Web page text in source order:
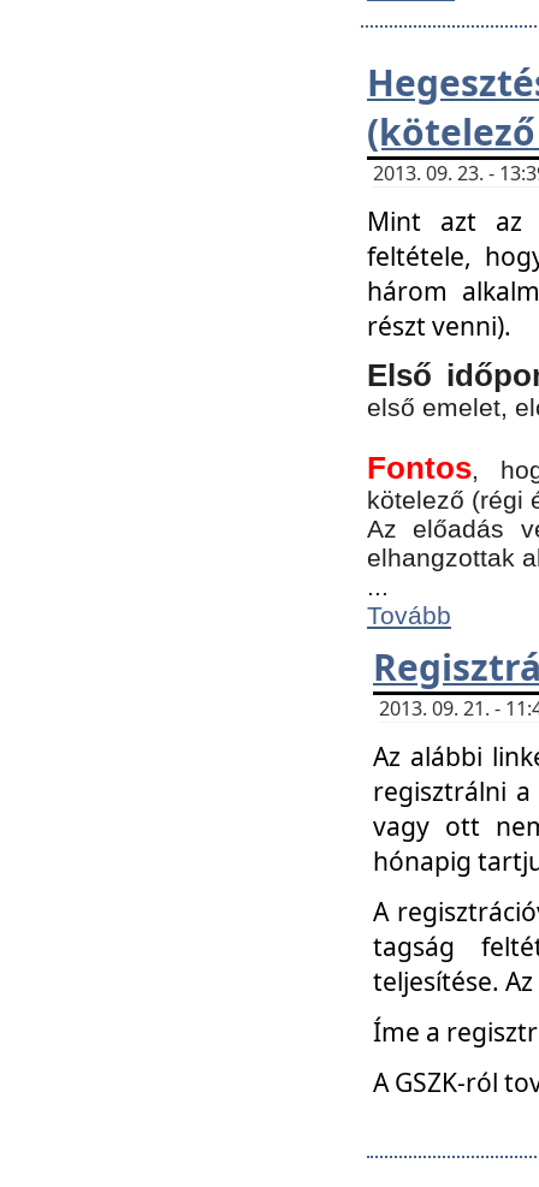
2013. 09. 23. -
Mint azt az
feltétele,
három
részt venni).
Első
első emelet,
Fontos,
kötelező (régi
Az előadás
elhangzottak
...
Tovább
2013. 09. 21. -
Az alábbi
regisztrálni
vagy ott
hónapig
A
tagság
teljesítése.
Íme a
A GSZK-ról